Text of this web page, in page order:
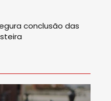
conclusão das